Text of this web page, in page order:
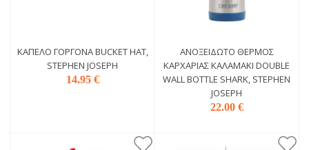
ΚΑΠΈΛΟ ΓΟΡΓΌΝΑ BUCKET HAT,
STEPHEN JOSEPH
14.95 €
ΑΝΟΞΕΊΔΩΤΟ ΘΕΡΜΌΣ
ΚΑΡΧΑΡΊΑΣ ΚΑΛΑΜΆΚΙ DOUBLE
WALL BOTTLE SHARK, STEPHEN
JOSEPH
22.00 €